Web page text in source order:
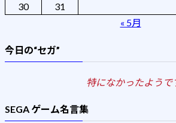
30
31
« 5月
今日の“セガ”
特になかったようで
SEGA ゲーム名言集